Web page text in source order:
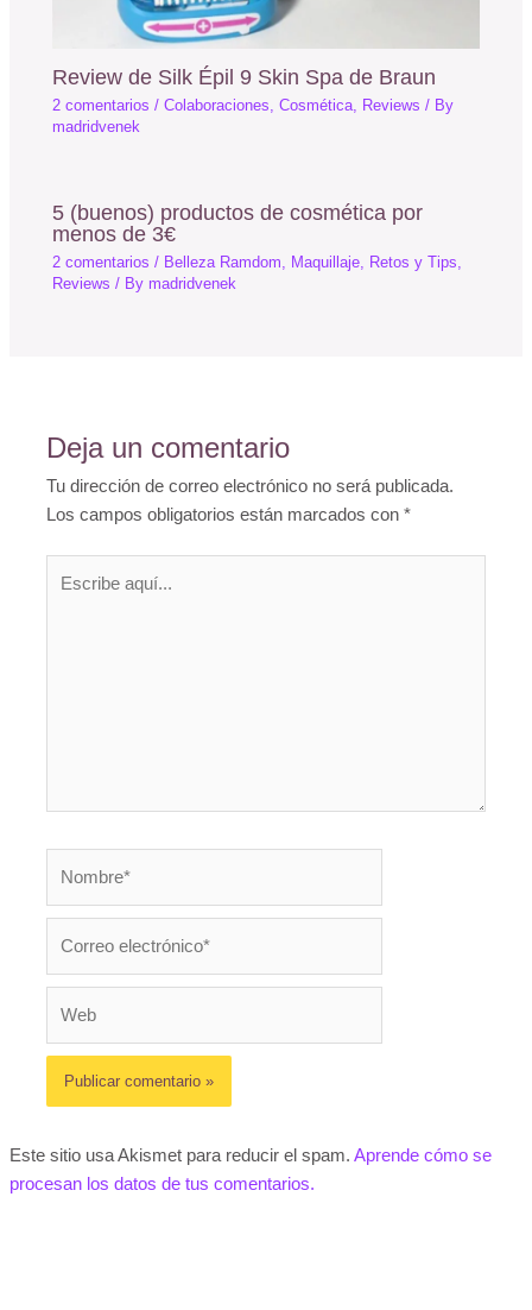
Review de Silk Épil 9 Skin Spa de Braun
2 comentarios /Colaboraciones ,Cosmética Reviews / By
madridvenek
5 (buenos) productos de cosmética por
menos de 3€
2 comentarios / Belleza Ramdom, Maquillaje, Retos y Tips,
Reviews / By madridvenek
Deja un comentario
Tu dirección de correo electrónico no será publicada.
Los campos obligatorios están marcados con*
Este sitio usa Akismet para reducir el spam. Aprende cómo se
procesan los datos de tus comentarios.